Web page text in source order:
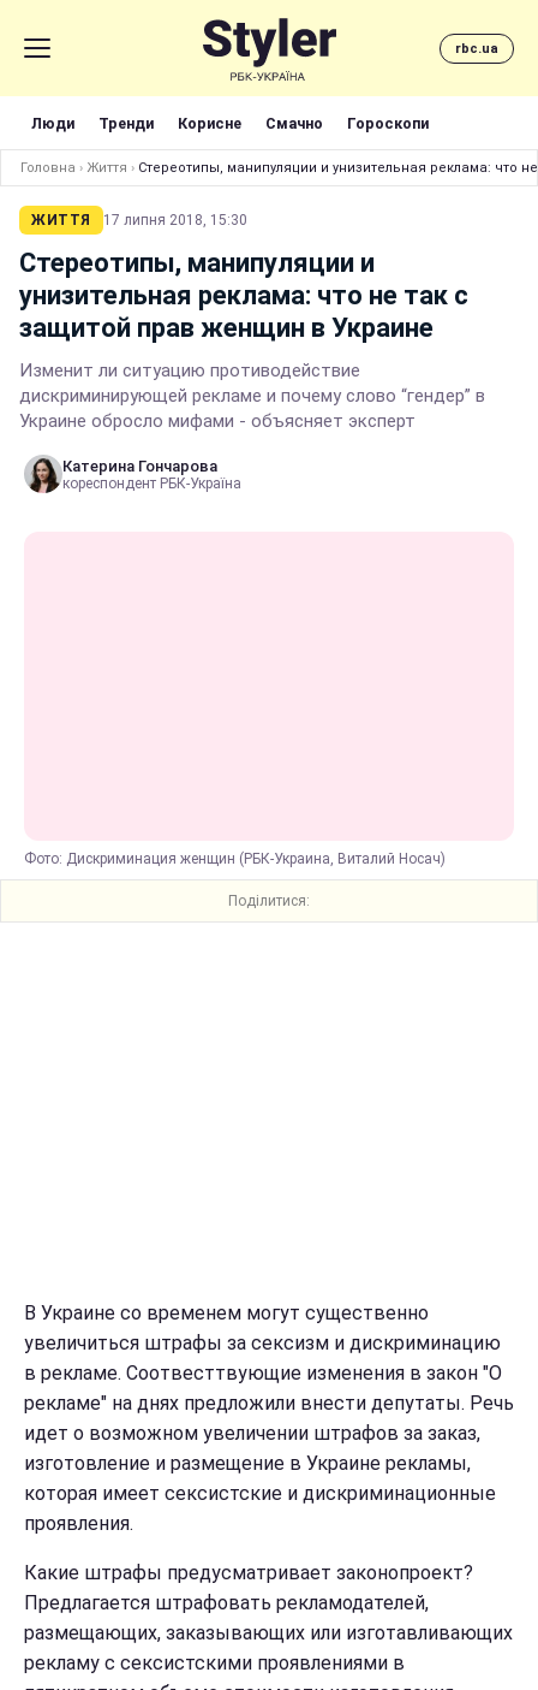
rbc.ua
Люди Тренди Корисне Смачно Гороскопи
Головна › Життя › Стереотипы, манипуляции и унизительная реклама: что
ЖИТТЯ 17 липня 2018, 15:30
Стереотипы, манипуляции и
унизительная реклама: что не так с
защитой прав женщин в Украине
Изменит ли ситуацию противодействие
дискриминирующей рекламе и почему слово “гендер” в
Украине обросло мифами - объясняет эксперт
Катерина Гончарова
кореспондент РБК-Україна
Фото: Дискриминация женщин (РБК-Украина, Виталий Носач)
Поділитися:
В Украине со временем могут существенно
увеличиться штрафы за сексизм и дискриминацию
в рекламе. Соотвесттвующие изменения в закон "О
рекламе" на днях предложили внести депутаты. Речь
идет о возможном увеличении штрафов за заказ,
изготовление и размещение в Украине рекламы,
которая имеет сексистские и дискриминационные
проявления.
Какие штрафы предусматривает законопроект?
Предлагается штрафовать рекламодателей,
размещающих, заказывающих или изготавливающих
рекламу с сексистскими проявлениями в